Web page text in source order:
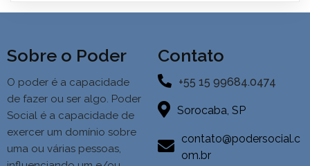
Sobre o Poder
O poder é a capacidade
de fazer ou ser algo. Poder
Social é a capacidade de
exercer um domínio sobre
uma ou várias pessoas,
Contato
+55 15 99684.0474
Sorocaba, SP
contato@podersocial.c
om.br